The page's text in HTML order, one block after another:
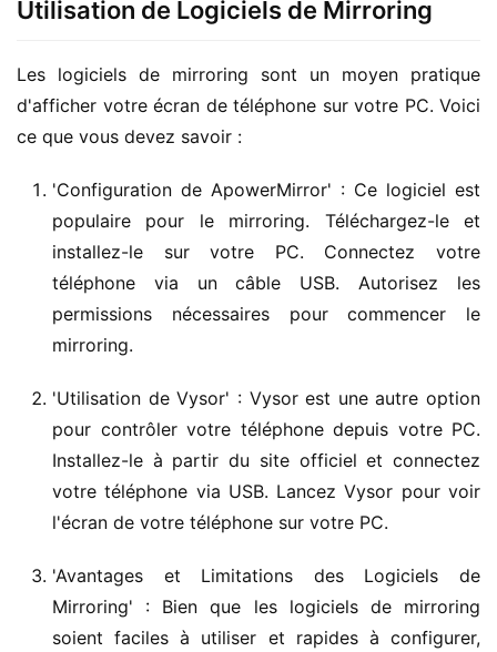
Utilisation de Logiciels de Mirroring
Les logiciels de mirroring sont un moyen pratique
d'afficher votre écran de téléphone sur votre PC. Voici
ce que vous devez savoir :
'Configuration de ApowerMirror' : Ce logiciel est
populaire pour le mirroring. Téléchargez-le et
installez-le sur votre PC. Connectez votre
téléphone via un câble USB. Autorisez les
permissions nécessaires pour commencer le
mirroring.
'Utilisation de Vysor' : Vysor est une autre option
pour contrôler votre téléphone depuis votre PC.
Installez-le à partir du site officiel et connectez
votre téléphone via USB. Lancez Vysor pour voir
l'écran de votre téléphone sur votre PC.
'Avantages et Limitations des Logiciels de
Mirroring' : Bien que les logiciels de mirroring
soient faciles à utiliser et rapides à configurer,